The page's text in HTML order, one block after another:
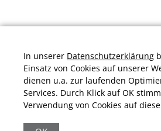
In unserer Datenschutzerklärung
Einsatz von Cookies auf unserer
dienen u.a. zur laufenden
Services. Durch Klick auf OK
Verwendung von Cookies auf